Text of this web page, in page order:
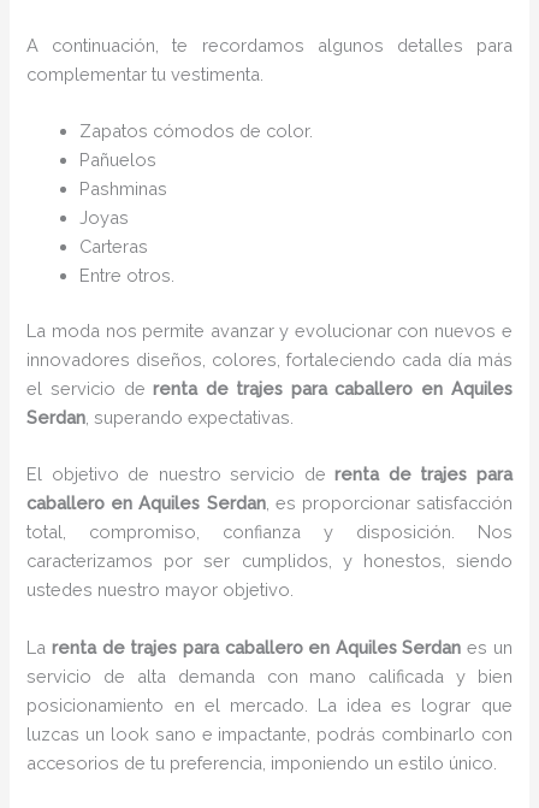
A continuación, te recordamos algunos detalles para
complementar tu vestimenta.
Zapatos cómodos de color.
Pañuelos
Pashminas
Joyas
Carteras
Entre otros.
La moda nos permite avanzar y evolucionar con nuevos e
innovadores diseños, colores, fortaleciendo cada día más
el servicio derenta de trajes para caballero en Aquiles
Serdan , superando expectativas.
El objetivo de nuestro servicio derenta de trajes para
caballero en Aquiles Serdan, es proporcionar satisfacción
total, compromiso, confianza y disposición. Nos
caracterizamos por ser cumplidos, y honestos, siendo
ustedes nuestro mayor objetivo.
Larenta de trajes para caballero en Aquiles Serdan es un
servicio de alta demanda con mano calificada y bien
posicionamiento en el mercado. La idea es lograr que
luzcas un look sano e impactante, podrás combinarlo con
accesorios de tu preferencia, imponiendo un estilo único.